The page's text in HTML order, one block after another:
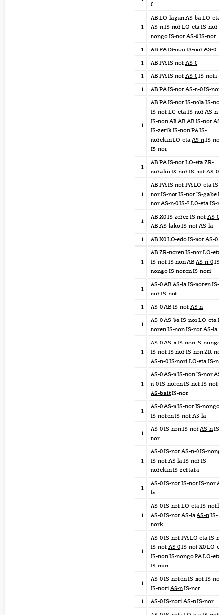
0
1
AB LO-lagun AS-ba LO-
AS-n IS-nor LO-eta IS-nor
nongo IS-norAS-0IS-nor
1
AB PA IS-non IS-norAS-0
1
AB PA IS-norAS-0
1
AB PA IS-norAS-0IS-nori
1
AB PA IS-norAS-n-0IS-
1
AB PA IS-nor IS-nola IS-
IS-nor LO-eta IS-nor AS-
IS-non AB AB AB IS-nor
IS-zerik IS-non PA IS-
norekin LO-etaAS-nIS-
IS-nor
1
AB PA IS-nor LO-eta ZR-
norako IS-nor IS-norAS-0
1
AB PA IS-nor PA LO-eta
nor IS-nor IS-nor IS-gabe
norAS-n-0IS-? LO-eta
1
AB X0 IS-zerez IS-norAS-0
AB AS-lako IS-nor AS-la
1
AB X0 LO-edo IS-norAS-0
1
AB ZR-noren IS-nor LO-
IS-nor IS-non AB AS-n-0
nongo IS-noren IS-nori
1
AS-0 AB AS-laIS-noren IS-
nor IS-nor
1
AS-0 AB IS-norAS-n
1
AS-0 AS-ba IS-nor LO-eta
noren IS-non IS-norAS-la
1
AS-0 AS-n IS-non IS-
IS-nor IS-nor IS-non ZR-
AS-n-0IS-nori LO-eta IS-
1
AS-0 AS-n IS-non IS-nor
n-0 IS-noren IS-nor IS-nor
AS-baitIS-nor
1
AS-0AS-nIS-nor IS-nongo
IS-noren IS-nor AS-la
1
AS-0 IS-non IS-norAS-n
nor
1
AS-0 IS-norAS-n-0IS-
IS-nor AS-la IS-nor IS-
norekin IS-zertara
1
AS-0 IS-nor IS-nor IS-nor
la
1
AS-0 IS-nor LO-eta IS-
AS-0 IS-nor AS-laAS-nIS-
nork
1
AS-0 IS-nor PA LO-eta IS-
IS-norAS-0IS-nor X0 LO-
IS-non IS-nongo PA LO-
IS-non
1
AS-0 IS-noren IS-nor IS-
IS-noriAS-nIS-nor
1
AS-0 IS-noriAS-nIS-nor